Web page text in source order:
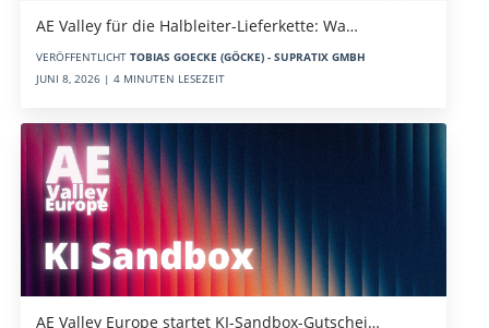
AE Valley für die Halbleiter-Lieferkette: Wa…
VERÖFFENTLICHT TOBIAS GOECKE (GÖCKE) - SUPRATIX GMBH
JUNI 8, 2026 | 4 MINUTEN LESEZEIT
AE Valley Europe startet KI-Sandbox-Gutschei…